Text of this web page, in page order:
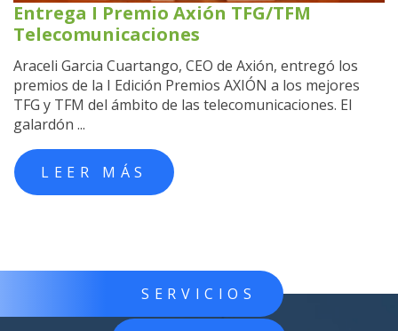
Entrega I Premio Axión TFG/TFM
Telecomunicaciones
Araceli Garcia Cuartango, CEO de Axión, entregó los
premios de la I Edición Premios AXIÓN a los mejores
TFG y TFM del ámbito de las telecomunicaciones. El
galardón ...
LEER MÁS
SERVICIOS